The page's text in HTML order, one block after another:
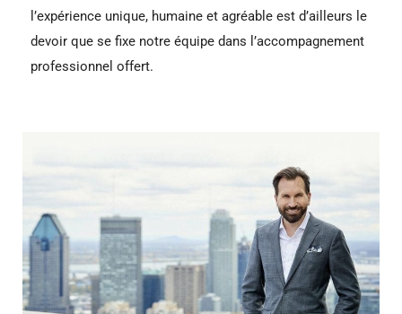
l’expérience unique, humaine et agréable est d’ailleurs le
devoir que se fixe notre équipe dans l’accompagnement
professionnel offert.